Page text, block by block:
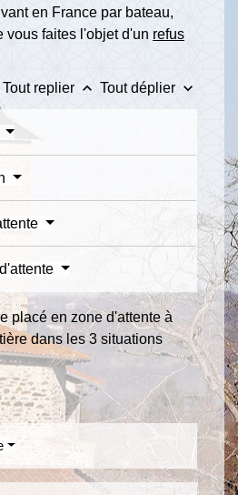
en France par bateau,
vous faites l'objet d'un refus
Tout replier keyboard_arrow_up Tout déplier keyboard_arrow_down
placé en zone d'attente à
dans les 3 situations